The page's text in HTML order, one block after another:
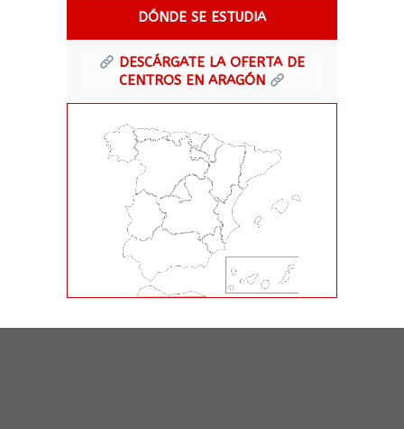
DÓNDE SE ESTUDIA
DESCÁRGATE LA OFERTA DE
CENTROS EN ARAGÓN